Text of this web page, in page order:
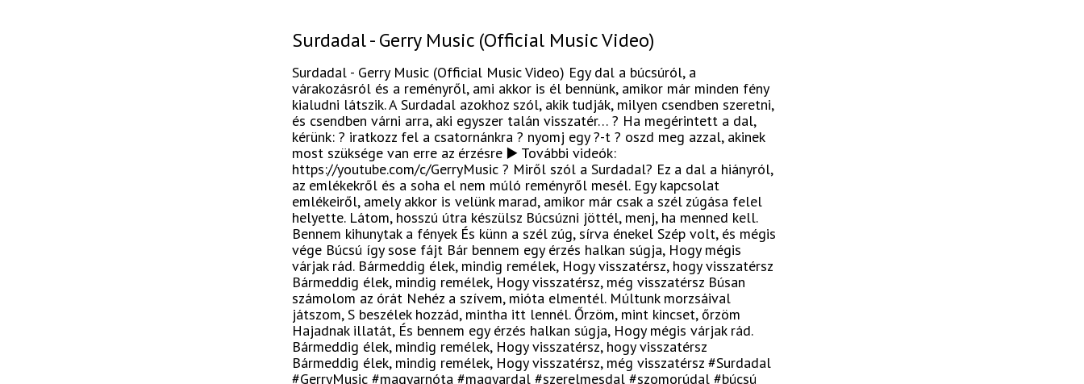
Surdadal - Gerry Music (Official Music Video)
Surdadal - Gerry Music (Official Music Video) Egy dal a búcsúról, a
várakozásról és a reményről, ami akkor is él bennünk, amikor már minden fény
kialudni látszik. A Surdadal azokhoz szól, akik tudják, milyen csendben szeretni,
és csendben várni arra, aki egyszer talán visszatér… ? Ha megérintett a dal,
kérünk: ? iratkozz fel a csatornánkra ? nyomj egy ?-t ? oszd meg azzal, akinek
most szüksége van erre az érzésre ▶️ További videók:
https://youtube.com/c/GerryMusic ? Miről szól a Surdadal? Ez a dal a hiányról,
az emlékekről és a soha el nem múló reményről mesél. Egy kapcsolat
emlékeiről, amely akkor is velünk marad, amikor már csak a szél zúgása felel
helyette. Látom, hosszú útra készülsz Búcsúzni jöttél, menj, ha menned kell.
Bennem kihunytak a fények És künn a szél zúg, sírva énekel Szép volt, és mégis
vége Búcsú így sose fájt Bár bennem egy érzés halkan súgja, Hogy mégis
várjak rád. Bármeddig élek, mindig remélek, Hogy visszatérsz, hogy visszatérsz
Bármeddig élek, mindig remélek, Hogy visszatérsz, még visszatérsz Búsan
számolom az órát Nehéz a szívem, mióta elmentél. Múltunk morzsáival
játszom, S beszélek hozzád, mintha itt lennél. Őrzöm, mint kincset, őrzöm
Hajadnak illatát, És bennem egy érzés halkan súgja, Hogy mégis várjak rád.
Bármeddig élek, mindig remélek, Hogy visszatérsz, hogy visszatérsz
Bármeddig élek, mindig remélek, Hogy visszatérsz, még visszatérsz #Surdadal
#GerryMusic #magyarnóta #magyardal #szerelmesdal #szomorúdal #búcsú